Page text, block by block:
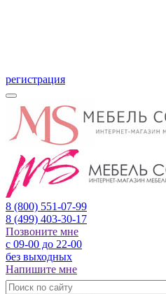
регистрация
8 (800) 551-07-99
8 (499) 403-30-17
Позвоните мне
с 09-00 до 22-00
без выходных
Напишите мне